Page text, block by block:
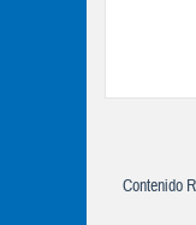
Contenido